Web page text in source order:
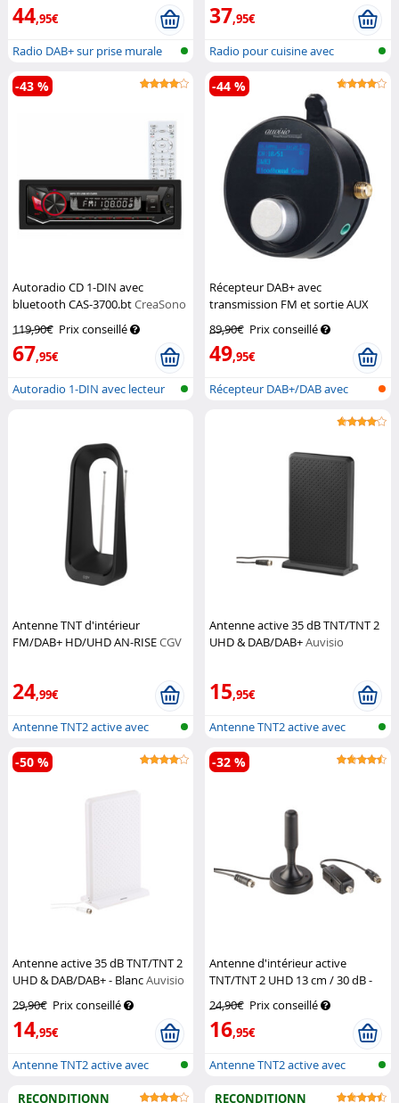
44,95€
Radio DAB+ sur prise murale
37,95€
Radio pour cuisine avec
bluetooth
Autoradio CD 1-DIN avec
bluetooth CAS-3700.btCreaSono
119,90€ Prix conseillé
67,95€
-43 %
Autoradio 1-DIN avec lecteur
Récepteur DAB+ avec
transmission FM et sortie AUX
Auvisio
89,90€ Prix conseillé
49,95€
-44 %
Récepteur DAB+/DAB avec
Antenne TNT d'intérieur
FM/DAB+ HD/UHD AN-RISECGV
24,99€
Antenne TNT2 active avec
réception...
Antenne active 35 dB TNT/TNT 2
UHD & DAB/DAB+Auvisio
15,95€
Antenne TNT2 active avec
réception...
Antenne active 35 dB TNT/TNT 2
UHD & DAB/DAB+ - BlancAuvisio
29,90€ Prix conseillé
14,95€
-50 %
Antenne TNT2 active avec
Antenne d'intérieur active
TNT/TNT 2 UHD 13 cm / 30 dB -
24,90€ Prix conseillé
16,95€
-32 %
Antenne TNT2 active avec
RECONDITIONN RECONDITIONN